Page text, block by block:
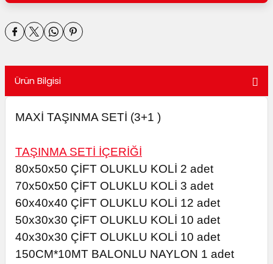
Kutular
ve Koliler
Ürün Bilgisi
MAXİ TAŞINMA SETİ (3+1 )
TAŞINMA SETİ İÇERİĞİ
80x50x50 ÇİFT OLUKLU KOLİ 2 adet
70x50x50 ÇİFT OLUKLU KOLİ 3 adet
60x40x40 ÇİFT OLUKLU KOLİ 12 adet
50x30x30 ÇİFT OLUKLU KOLİ 10 adet
40x30x30 ÇİFT OLUKLU KOLİ 10 adet
150CM*10MT BALONLU NAYLON 1 adet